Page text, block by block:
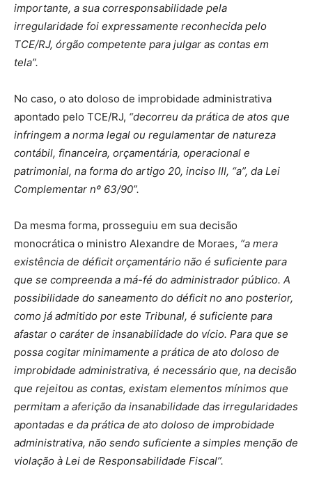
importante, a sua corresponsabilidade pela
irregularidade foi expressamente reconhecida pelo
TCE/RJ, órgão competente para julgar as contas em
tela”.
No caso, o ato doloso de improbidade administrativa
apontado pelo TCE/RJ, “decorreu da prática de atos que
infringem a norma legal ou regulamentar de natureza
contábil, financeira, orçamentária, operacional e
patrimonial, na forma do artigo 20, inciso III, “a”, da Lei
Complementar nº 63/90”.
Da mesma forma, prosseguiu em sua decisão
monocrática o ministro Alexandre de Moraes, “a mera
existência de déficit orçamentário não é suficiente para
que se compreenda a má-fé do administrador público. A
possibilidade do saneamento do déficit no ano posterior,
como já admitido por este Tribunal, é suficiente para
afastar o caráter de insanabilidade do vício. Para que se
possa cogitar minimamente a prática de ato doloso de
improbidade administrativa, é necessário que, na decisão
que rejeitou as contas, existam elementos mínimos que
permitam a aferição da insanabilidade das irregularidades
apontadas e da prática de ato doloso de improbidade
administrativa, não sendo suficiente a simples menção de
violação à Lei de Responsabilidade Fiscal”.